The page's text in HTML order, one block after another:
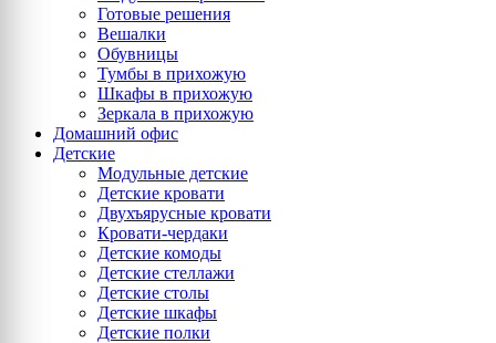
Готовые решения
Вешалки
Обувницы
Тумбы в прихожую
Шкафы в прихожую
Зеркала в прихожую
Домашний офис
Детские
Модульные детские
Детские кровати
Двухъярусные кровати
Кровати-чердаки
Детские комоды
Детские стеллажи
Детские столы
Детские шкафы
Детские полки